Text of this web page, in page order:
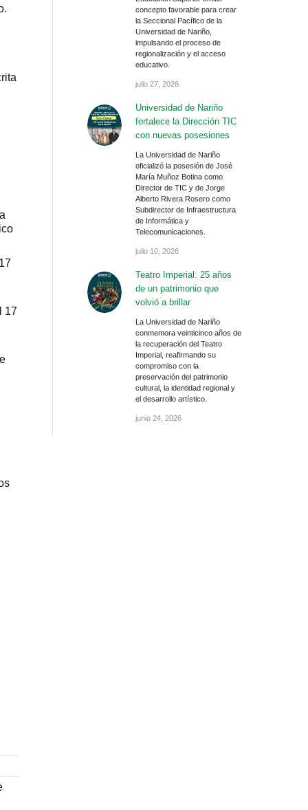
17
concepto favorable para crear
la Seccional Pacífico de la
Universidad de Nariño,
impulsando el proceso de
regionalización y el acceso
educativo.
julio 27, 2026
Universidad de Nariño
fortalece la Dirección TIC
con nuevas posesiones
La Universidad de Nariño
oficializó la posesión de José
María Muñoz Botina como
Director de TIC y de Jorge
Alberto Rivera Rosero como
Subdirector de Infraestructura
de Informática y
Telecomunicaciones.
julio 10, 2026
Teatro Imperial: 25 años
de un patrimonio que
volvió a brillar
La Universidad de Nariño
conmemora veinticinco años de
la recuperación del Teatro
Imperial, reafirmando su
compromiso con la
preservación del patrimonio
cultural, la identidad regional y
el desarrollo artístico.
junio 24, 2026